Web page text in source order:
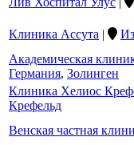
Клиника Ассута |
Академическая
Германия, Золинген
Клиника Хелиос
Крефельд
Венская частная